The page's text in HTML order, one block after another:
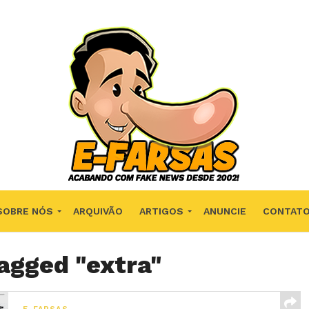
NÓS ARQUIVÃO ARTIGOS ANUNCIE CONTATO
"extra"